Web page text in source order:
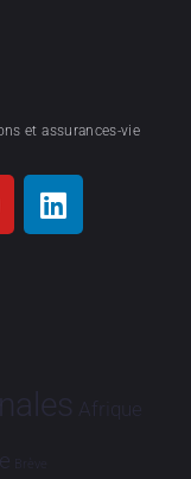
et assurances-vie
Afrique
Brève